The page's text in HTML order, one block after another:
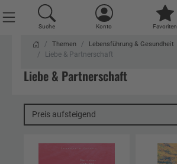
Suche Konto Favoriten
Themen Lebensführung & Gesundheit
Liebe & Partnerschaft
Liebe & Partnerschaft
Preis aufsteigend